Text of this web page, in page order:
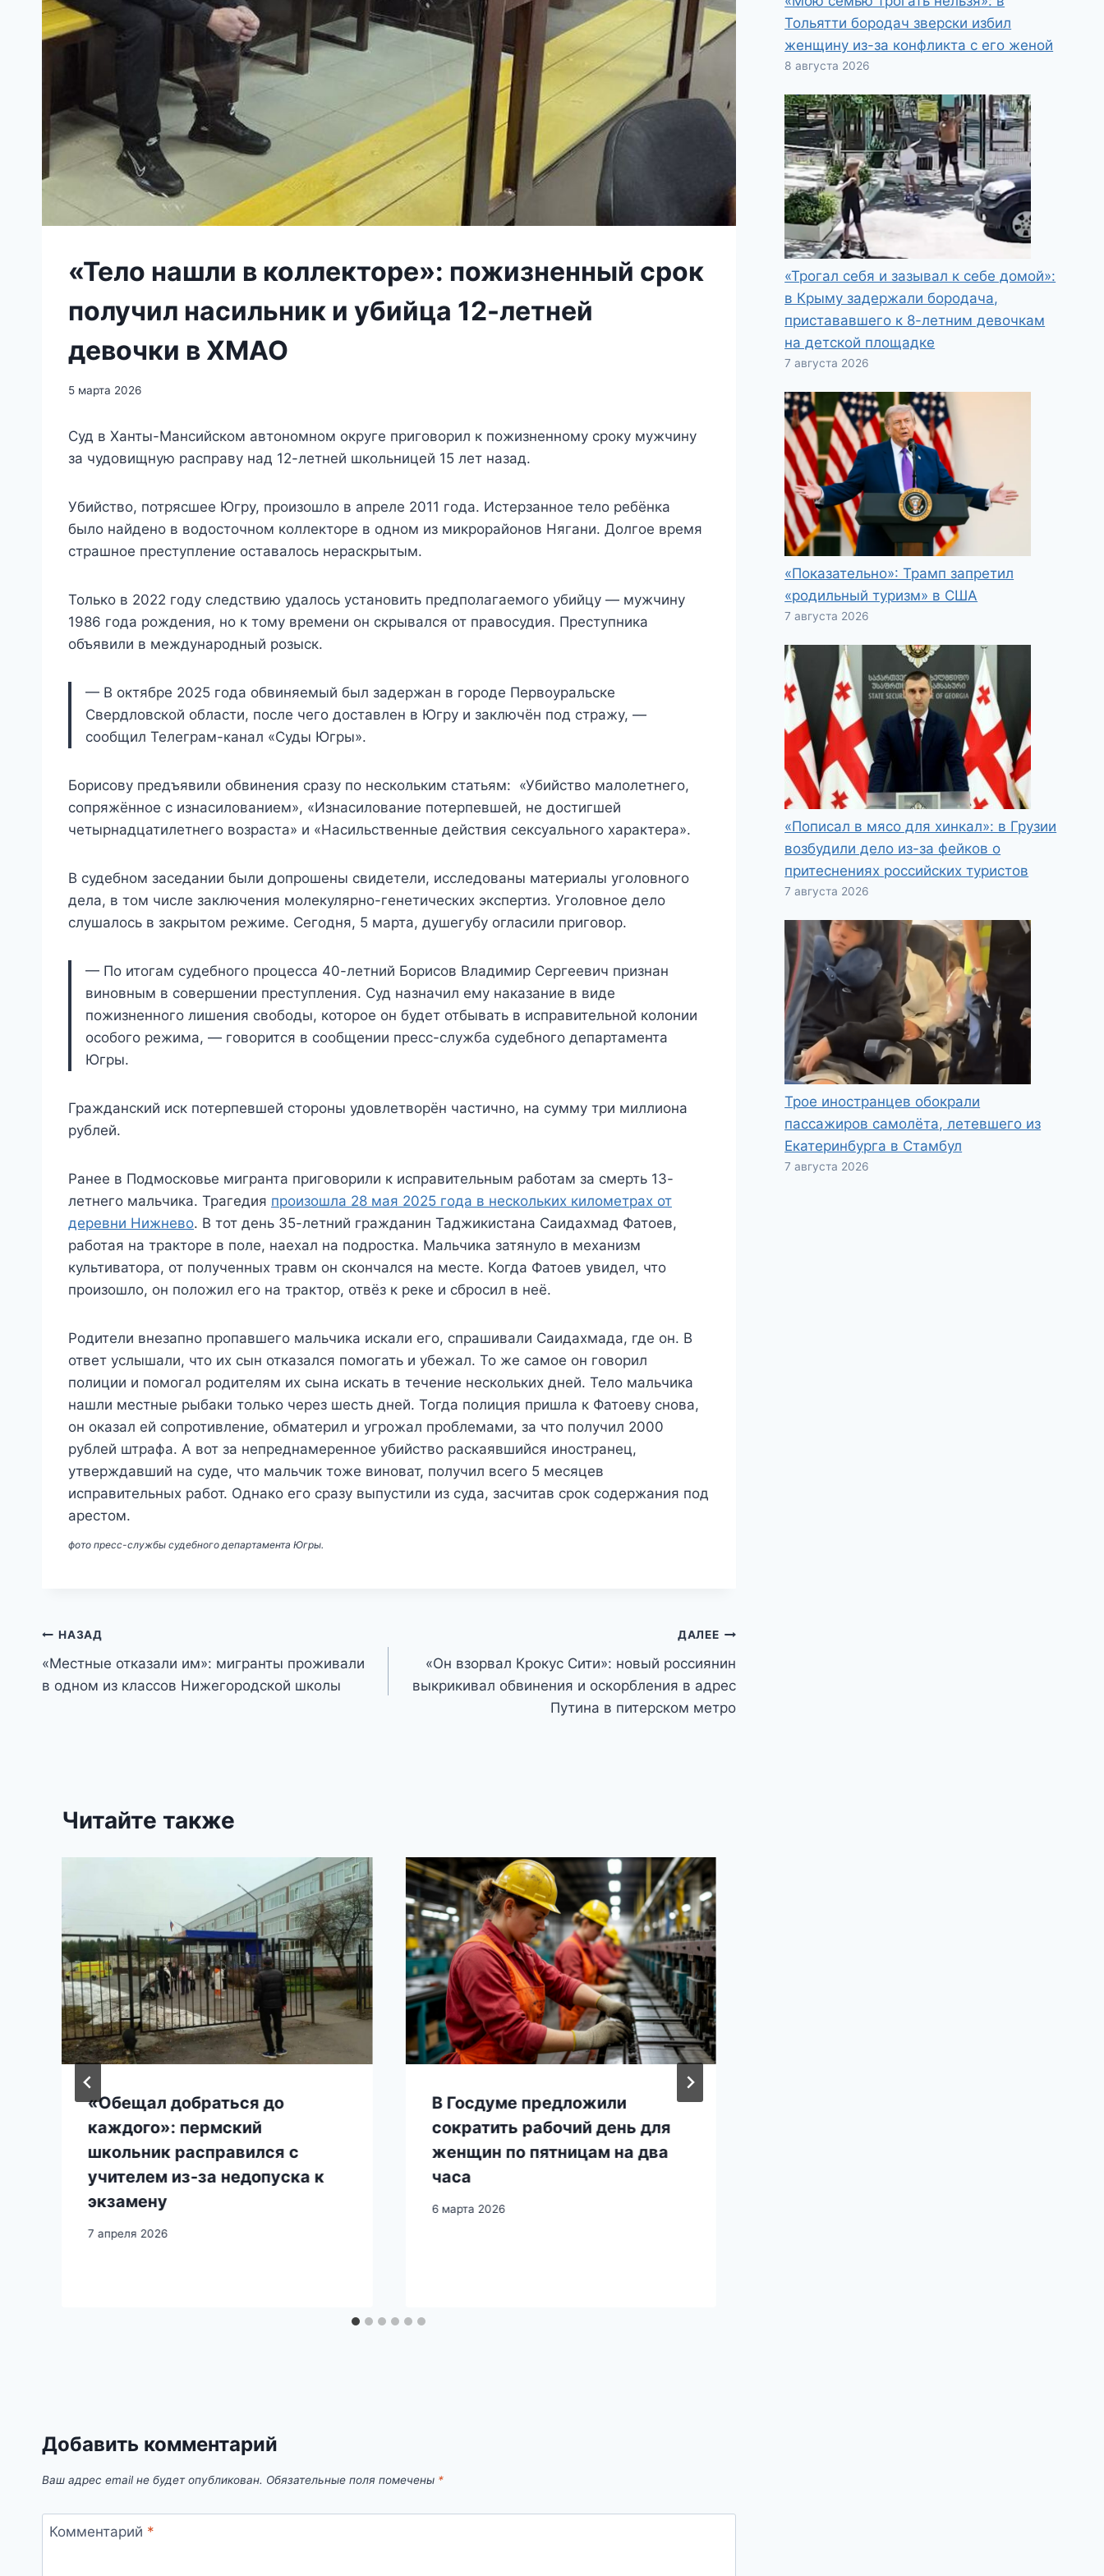
«Тело нашли в коллекторе»: пожизненный срок
получил насильник и убийца 12-летней
девочки в ХМАО
5 марта 2026
Суд в Ханты-Мансийском автономном округе приговорил к пожизненному сроку мужчину
за чудовищную расправу над 12-летней школьницей 15 лет назад.
Убийство, потрясшее Югру, произошло в апреле 2011 года. Истерзанное тело ребёнка
было найдено в водосточном коллекторе в одном из микрорайонов Нягани. Долгое время
страшное преступление оставалось нераскрытым.
Только в 2022 году следствию удалось установить предполагаемого убийцу — мужчину
1986 года рождения, но к тому времени он скрывался от правосудия. Преступника
объявили в международный розыск.
— В октябре 2025 года обвиняемый был задержан в городе Первоуральске
Свердловской области, после чего доставлен в Югру и заключён под стражу, —
сообщил Телеграм-канал «Суды Югры».
Борисову предъявили обвинения сразу по нескольким статьям: «Убийство малолетнего,
сопряжённое с изнасилованием», «Изнасилование потерпевшей, не достигшей
четырнадцатилетнего возраста» и «Насильственные действия сексуального характера».
В судебном заседании были допрошены свидетели, исследованы материалы уголовного
дела, в том числе заключения молекулярно-генетических экспертиз. Уголовное дело
слушалось в закрытом режиме. Сегодня, 5 марта, душегубу огласили приговор.
— По итогам судебного процесса 40-летний Борисов Владимир Сергеевич признан
виновным в совершении преступления. Суд назначил ему наказание в виде
пожизненного лишения свободы, которое он будет отбывать в исправительной колонии
особого режима, — говорится в сообщении пресс-служба судебного департамента
Югры.
Гражданский иск потерпевшей стороны удовлетворён частично, на сумму три миллиона
рублей.
Ранее в Подмосковье мигранта приговорили к исправительным работам за смерть 13-
летнего мальчика. Трагедия произошла 28 мая 2025 года в нескольких километрах от
деревни Нижнево. В тот день 35-летний гражданин Таджикистана Саидахмад Фатоев,
работая на тракторе в поле, наехал на подростка. Мальчика затянуло в механизм
культиватора, от полученных травм он скончался на месте. Когда Фатоев увидел, что
произошло, он положил его на трактор, отвёз к реке и сбросил в неё.
Родители внезапно пропавшего мальчика искали его, спрашивали Саидахмада, где он. В
ответ услышали, что их сын отказался помогать и убежал. То же самое он говорил
полиции и помогал родителям их сына искать в течение нескольких дней. Тело мальчика
нашли местные рыбаки только через шесть дней. Тогда полиция пришла к Фатоеву снова,
он оказал ей сопротивление, обматерил и угрожал проблемами, за что получил 2000
рублей штрафа. А вот за непреднамеренное убийство раскаявшийся иностранец,
утверждавший на суде, что мальчик тоже виноват, получил всего 5 месяцев
исправительных работ. Однако его сразу выпустили из суда, засчитав срок содержания под
арестом.
фото пресс-службы судебного департамента Югры.
Навигация
по
НАЗАД
«Местные отказали им»: мигранты проживали
в одном из классов Нижегородской школы
ДАЛЕЕ
«Он взорвал Крокус Сити»: новый россиянин
выкрикивал обвинения и оскорбления в адрес
Путина в питерском метро
Читайте также
«Обещал добраться до
каждого»: пермский
школьник расправился с
учителем из-за недопуска к
экзамену
7 апреля 2026
В Госдуме предложили
сократить рабочий день для
женщин по пятницам на два
часа
6 марта 2026
Добавить комментарий
Ваш адрес email не будет опубликован. Обязательные поля помечены *
Комментарий *
Тольятти бородач зверски избил
женщину из-за конфликта с его женой
8 августа 2026
«Трогал себя и зазывал к себе домой»:
в Крыму задержали бородача,
пристававшего к 8-летним девочкам
на детской площадке
7 августа 2026
«Показательно»: Трамп запретил
«родильный туризм» в США
7 августа 2026
«Пописал в мясо для хинкал»: в Грузии
возбудили дело из-за фейков о
притеснениях российских туристов
7 августа 2026
Трое иностранцев обокрали
пассажиров самолёта, летевшего из
Екатеринбурга в Стамбул
7 августа 2026